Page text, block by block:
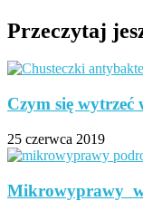
Przeczytaj
Czym się wytrzeć
25 czerwca 2019
Mikrowyprawy w